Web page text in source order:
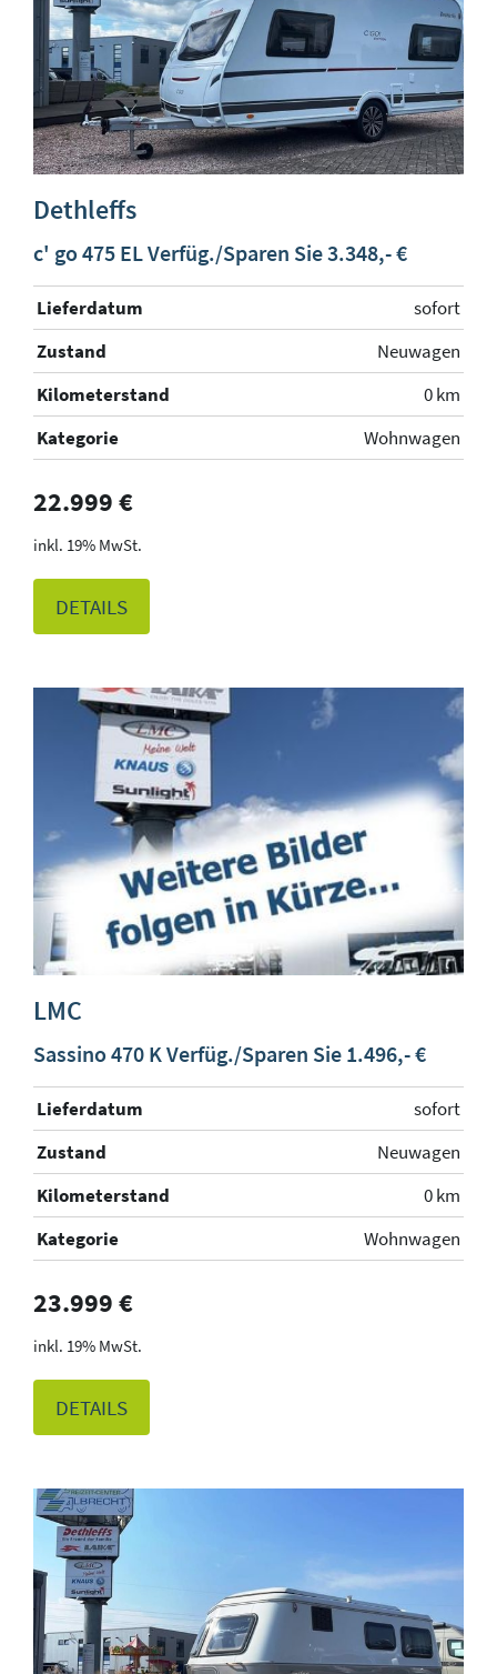
Dethleffs
c' go 475 EL Verfüg./Sparen Sie 3.348,- €
Lieferdatum
sofort
Zustand
Neuwagen
Kilometerstand
0 km
Kategorie
Wohnwagen
22.999 €
19% MwSt.
DETAILS
LMC
Sassino 470 K Verfüg./Sparen Sie 1.496,- €
Lieferdatum
sofort
Zustand
Neuwagen
Kilometerstand
0 km
Kategorie
Wohnwagen
23.999 €
19% MwSt.
DETAILS